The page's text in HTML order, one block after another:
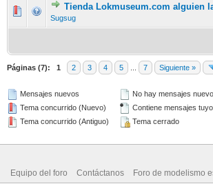
Tienda Lokmuseum.com alguien
Sugsug
Páginas (7): 1 2 3 4 5 7 Siguiente »
Mensajes nuevos
Tema concurrido (Nuevo)
Tema concurrido (Antiguo)
No hay mensajes
Contiene mensajes
Tema cerrado
Equipo del foro Contáctanos Foro de modelismo